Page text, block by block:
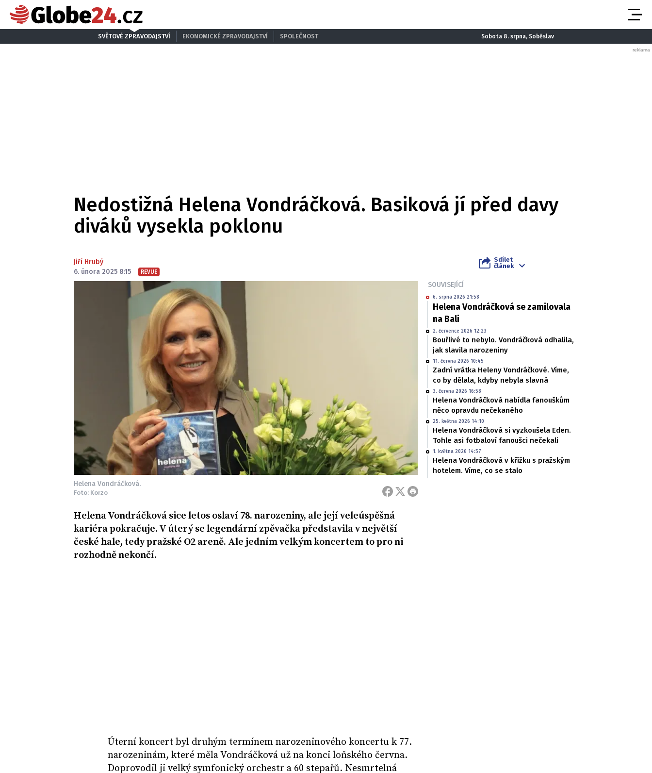
SVĚTOVÉ ZPRAVODAJSTVÍ EKONOMICKÉ ZPRAVODAJSTVÍ SPOLEČNOST Sobota 8. srpna, Soběslav
Nedostižná Helena Vondráčková. Basiková jí před davy
diváků vysekla poklonu
Jiří Hrubý
6. února 2025 8:15
REVUE
Sdílet
článek
Helena Vondráčková.
Foto: Korzo
Helena Vondráčková sice letos oslaví 78. narozeniny, ale její veleúspěšná
kariéra pokračuje. V úterý se legendární zpěvačka představila v největší
české hale, tedy pražské O2 areně. Ale jedním velkým koncertem to pro ni
rozhodně nekončí.
Úterní koncert byl druhým termínem narozeninového koncertu k 77.
narozeninám, které měla Vondráčková už na konci loňského června.
Doprovodil ji velký symfonický orchestr a 60 stepařů. Nesmrtelná
SOUVISEJÍCÍ
6. srpna 2026 21:58
Helena Vondráčková se zamilovala
na Bali
2. července 2026 12:23
Bouřlivé to nebylo. Vondráčková odhalila,
jak slavila narozeniny
11. června 2026 10:45
Zadní vrátka Heleny Vondráčkové. Víme,
co by dělala, kdyby nebyla slavná
3. června 2026 16:58
Helena Vondráčková nabídla fanouškům
něco opravdu nečekaného
25. května 2026 14:10
Helena Vondráčková si vyzkoušela Eden.
Tohle asi fotbaloví fanoušci nečekali
1. května 2026 14:57
Helena Vondráčková v křížku s pražským
hotelem. Víme, co se stalo